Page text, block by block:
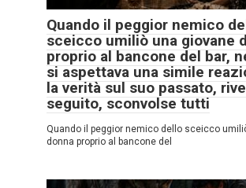
Quando il peggior nemico
sceicco umiliò una giovane
proprio al bancone del bar,
si aspettava una simile
la verità sul suo passato,
seguito, sconvolse tutti
Quando il peggior nemico dello sceicco
donna proprio al bancone del